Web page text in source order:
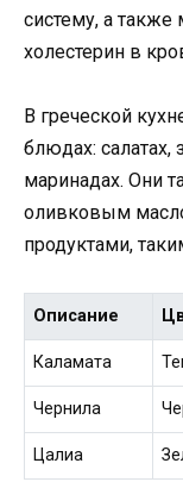
систему, а
холестерин в
В греческой
блюдах: салатах,
маринадах. Они
оливковым
продуктами,
Описание
Каламата
Чернила
Цалиа